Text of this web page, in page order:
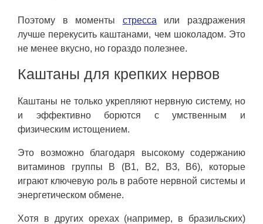
Поэтому в моменты стресса или раздражения
лучше перекусить каштанами, чем шоколадом. Это
не менее вкусно, но гораздо полезнее.
Каштаны для крепких нервов
Каштаны не только укрепляют нервную систему, но
и эффективно борются с умственным и
физическим истощением.
Это возможно благодаря высокому содержанию
витаминов группы B (B1, B2, B3, B6), которые
играют ключевую роль в работе нервной системы и
энергетическом обмене.
Хотя в других орехах (например, в бразильских)